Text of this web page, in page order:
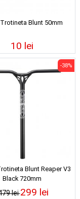
Blunt 50mm
10 lei
Blunt Reaper V3
Black 720mm
lei
-38%
299 lei